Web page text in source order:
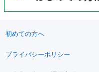
初めての方へ
プライバシーポリシー